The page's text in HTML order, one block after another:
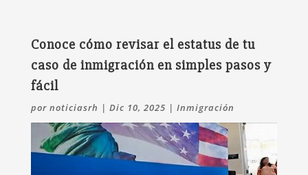
Conoce cómo revisar el estatus de tu
caso de inmigración en simples pasos y
fácil
por noticiasrh | Dic 10, 2025 | Inmigración